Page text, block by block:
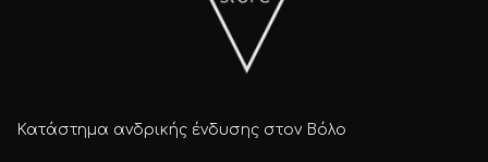
Κατάστημα ανδρικής ένδυσης στον Βόλο